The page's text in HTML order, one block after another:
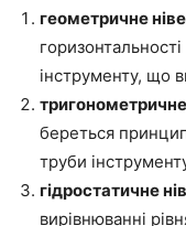
геометричне
інструменту, що
береться
труби
гідростатичне
вирівнюванні